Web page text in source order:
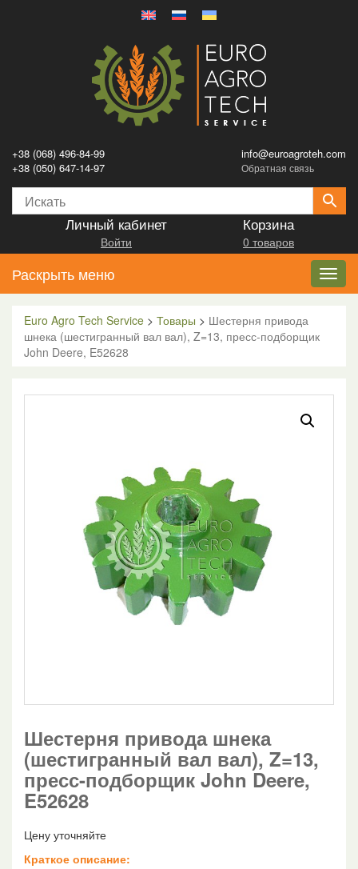
+38 (068) 496-84-99
+38 (050) 647-14-97
info@euroagroteh.com
Обратная связь
Личный кабинет
Войти
Корзина
0 товаров
Раскрыть меню
Euro Agro Tech Service > Товары > Шестерня привода
шнека (шестигранный вал вал), Z=13, пресс-подборщик
John Deere, E52628
Шестерня привода шнека
(шестигранный вал вал), Z=13,
пресс-подборщик John Deere,
E52628
Цену уточняйте
Краткое описание: